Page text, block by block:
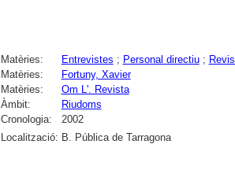
Matèries: Entrevistes ; Personal directiu;
Matèries:
Fortuny, Xavier
Matèries:
Om L'. Revista
Àmbit:
Riudoms
Cronologia:
2002
Localització: B. Pública de Tarragona